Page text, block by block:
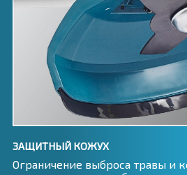
ЗАЩИТНЫЙ КОЖУХ
Ограничение выброса травы и